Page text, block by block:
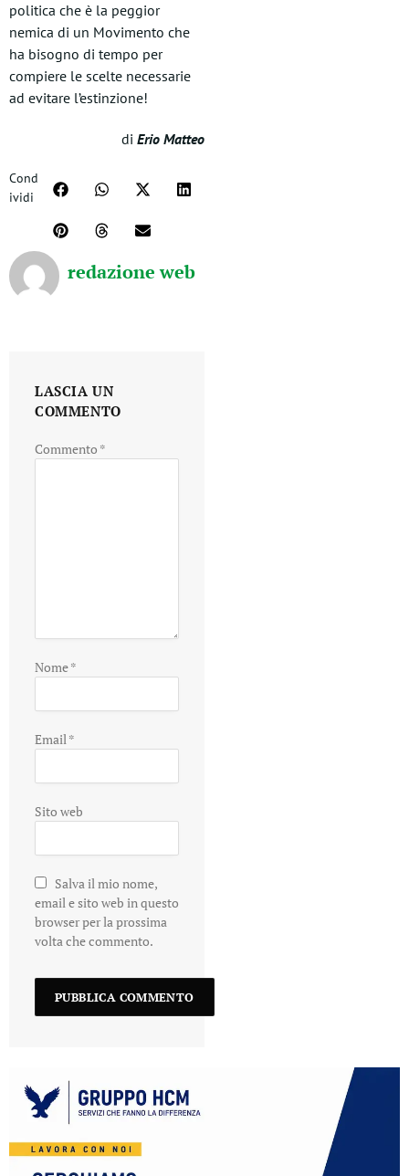
politica che è la peggior
nemica di un Movimento che
ha bisogno di tempo per
compiere le scelte necessarie
ad evitare l’estinzione!
di Erio Matteo
Cond
ividi
redazione web
LASCIA UN
COMMENTO
Commento *
Nome*
Email*
Sito web
Salva il mio nome,
email e sito web in questo
browser per la prossima
volta che commento.